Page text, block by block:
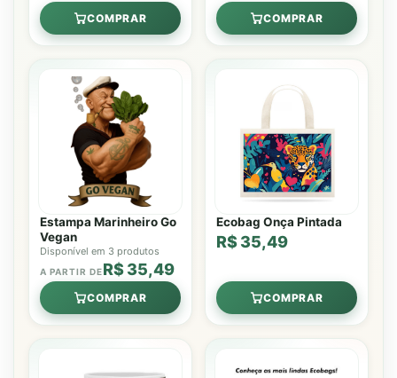
COMPRAR COMPRAR
Estampa Marinheiro Go
Vegan
Disponível em 3 produtos
A PARTIR DER$ 35,49
COMPRAR
Ecobag Onça Pintada
R$ 35,49
COMPRAR